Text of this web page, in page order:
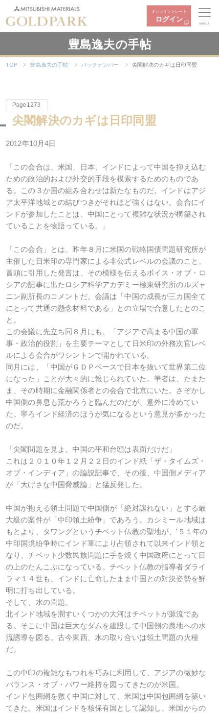
オンライントレード
ログイン
MENU
豊島逸夫の手帖
TOP 豊島逸夫の手帖 バックナンバー 尖閣解決のカギは日印同盟
Page1273
尖閣解決のカギは日印同盟
2012年10月4日
「この会合は、米国、日本、インドによって中国を抑え込む
ための政治的および外交的手段を模索するためのものであ
る。この３か国の組み合わせは新たなものだ。インドはアジ
ア太平洋地域との結びつきがそれほど強くはない。会合にイ
ンドが参加したことは、中国にとって複雑な状況が構築され
ていることを物語っている。」
「この会合」とは、昨年８月に米国の戦略国債問題研究所が
主催した日米印の専門家による非公式レベルの会議のこと。
冒頭に引用した発言は、その模様を伝えるボイス・オブ・ロ
シアの記事に出たロシア科学アカデミー極東研究所のルズャ
ニン副所長のコメントだ。会議は「中国の成長が三カ国全て
にとって共通の懸念材料である」との立場で合意したとのこ
と。
この会議に先立ち同８月にも、「アジアで高まる中国の軍
事・政治的役割」を主要テーマとして日米印の外務次官レベ
ルによる会合がワシントンで開かれている。
同月には、「中国がＧＤＰベースで日本を抜いて世界第二位
になった」ことが大々的に報じられていた。筆者は、たまた
ま、その時期に金融関係者との会合で北京にいた。さぞかし
中国側の鼻息も荒かろうと臨んだのだが、意外に冷めてい
た。寧ろインド経済のほうが気になるという意見が多かった
のだ。
「尖閣問題を見よ。中国の平和台頭は表面だけだ」
これは２０１０年１２月２２日のインド紙「ザ・タイムズ・
オブ・インディア」の論説記事で、その後、中国側メディア
が「大げさな中国脅威論」と猛反発した。
中国が抱える領土問題で中国側が「絶対譲れない」とする最
大級の案件が「中印領土紛争」であろう。カシミール地域は
もとより、タワングというチベット仏教の聖地が、'５１年の
中印国境紛争時にインド軍により占領されて以来インド領と
なり、チベット少数民族問題に手を焼く中国政府にとって目
の上のたんこぶになっている。チベット仏教の指導者ダライ
ラマ１４世も、インドに亡命したまま中国との対決姿勢を鮮
明に打ち出している。
そして、水の問題。
北インド地域を潤すいくつかの大河はチベットが源流であ
る。そこに中国は巨大なダムを建設して中国側の農地への水
流誘導を図る。古今東西、水の取り合いは領土問題の火種
だ。
この中印の複雑なもつれを巧みに利用して、アジアの微妙な
バランス・オブ・パワー維持を図ってきたのが米国。
インド包囲網を敷く中国に対して、米国は中国包囲網を築い
てきた。米国はインドを核保有国として認知し、米国からの